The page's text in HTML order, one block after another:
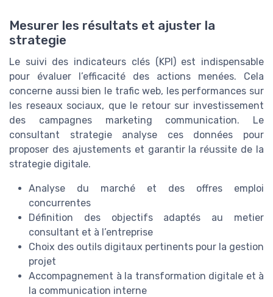
Mesurer les résultats et ajuster la
strategie
Le suivi des indicateurs clés (KPI) est indispensable
pour évaluer l’efficacité des actions menées. Cela
concerne aussi bien le trafic web, les performances sur
les reseaux sociaux, que le retour sur investissement
des campagnes marketing communication. Le
consultant strategie analyse ces données pour
proposer des ajustements et garantir la réussite de la
strategie digitale.
Analyse du marché et des offres emploi
concurrentes
Définition des objectifs adaptés au metier
consultant et à l’entreprise
Choix des outils digitaux pertinents pour la gestion
projet
Accompagnement à la transformation digitale et à
la communication interne